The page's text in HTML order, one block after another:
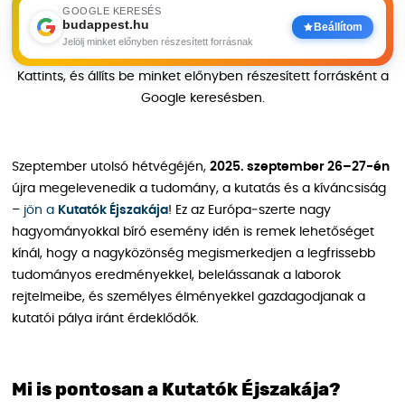
GOOGLE KERESÉS
budappest.hu
Jelölj minket előnyben részesített forrásnak
Beállítom
Kattints, és állíts be minket előnyben részesített forrásként a
Google keresésben.
Szeptember utolsó hétvégéjén, 2025. szeptember 26–27-én
újra megelevenedik a tudomány, a kutatás és a kíváncsiság
– jön a Kutatók Éjszakája! Ez az Európa‑szerte nagy
hagyományokkal bíró esemény idén is remek lehetőséget
kínál, hogy a nagyközönség megismerkedjen a legfrissebb
tudományos eredményekkel, belelássanak a laborok
rejtelmeibe, és személyes élményekkel gazdagodjanak a
kutatói pálya iránt érdeklődők.
Mi is pontosan a Kutatók Éjszakája?